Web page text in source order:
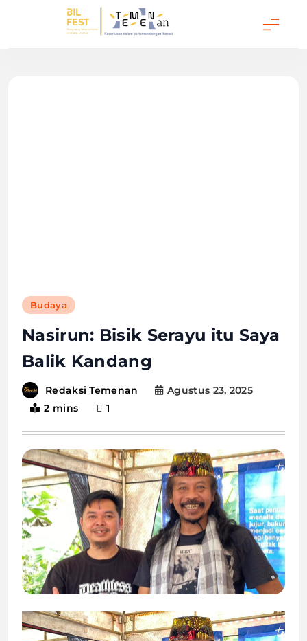
Budaya
Nasirun: Bisik Serayu itu Saya
Balik Kandang
Redaksi Temenan
Agustus 23, 2025
2 mins
1